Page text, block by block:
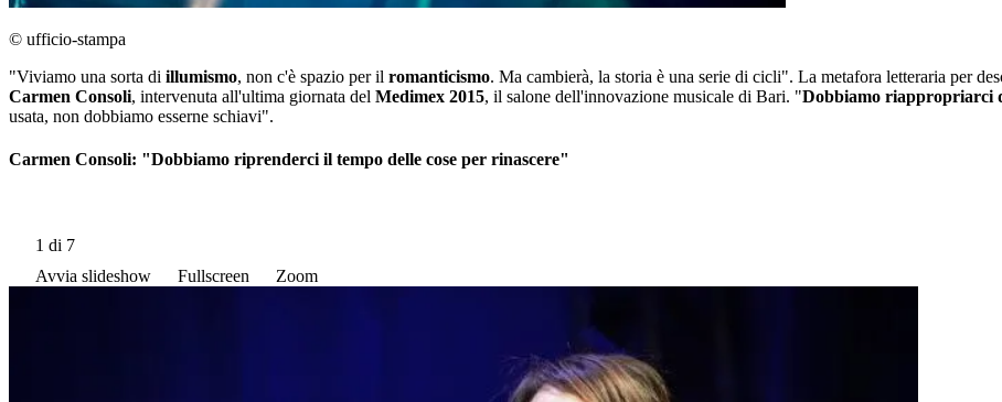
© ufficio-stampa
"Viviamo una sorta di illumismo, non c'è spazio per il romanticismo. Ma cambierà, la storia è una serie di cicli". La metafora letteraria per
Carmen Consoli, intervenuta all'ultima giornata del Medimex 2015, il salone dell'innovazione musicale di Bari. "Dobbiamo riappropriarci
usata, non dobbiamo esserne schiavi".
Carmen Consoli: "Dobbiamo riprenderci il tempo delle cose per rinascere"
1 di 7
Avvia slideshow
Fullscreen Zoom